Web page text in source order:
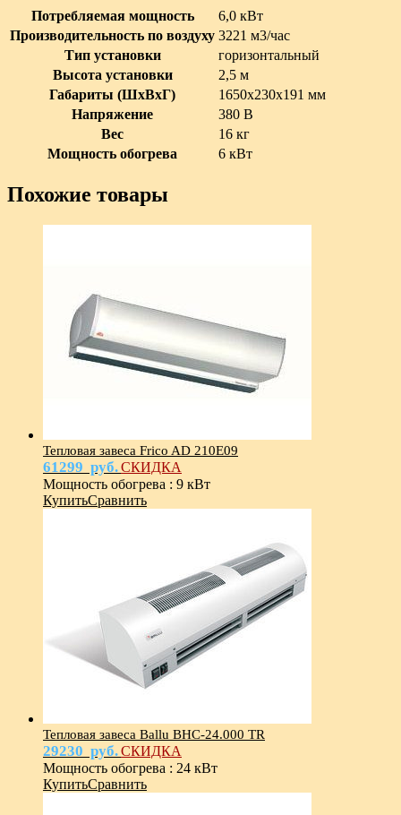
Потребляемая мощность
6,0 кВт
Производительность по воздуху 3221 м3/час
Тип установки
горизонтальный
Высота установки
2,5 м
Габариты (ШxВxГ)
1650x230x191 мм
Напряжение
380 В
Вес
16 кг
Мощность обогрева
6 кВт
Похожие товары
Тепловая завеса Frico AD 210E09
61299 руб.СКИДКА
Мощность обогрева : 9 кВт
КупитьСравнить
Тепловая завеса Ballu BHC-24.000 TR
29230 руб.СКИДКА
Мощность обогрева : 24 кВт
КупитьСравнить